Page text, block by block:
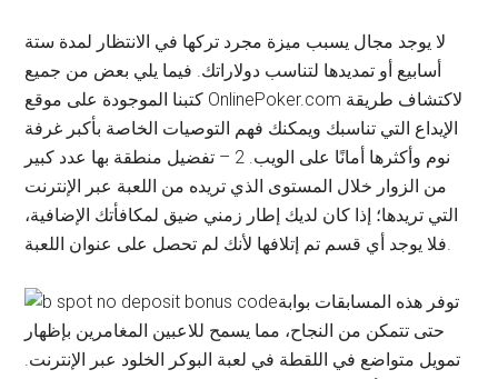
لا يوجد مجال يسبب ميزة مجرد تركها في الانتظار لمدة ستة
أسابيع أو تمديدها لتناسب دولاراتك. فيما يلي بعض من جميع
كتبنا الموجودة على موقع OnlinePoker.com لاكتشاف طريقة
الإيداع التي تناسبك ويمكنك فهم التوصيات الخاصة بأكبر غرفة
نوم وأكثرها أمانًا على الويب. 2 – تفضيل منطقة بها عدد كبير
من الزوار خلال المستوى الذي تريده من اللعبة عبر الإنترنت
التي تريدها؛ إذا كان لديك إطار زمني ضيق لمكافأتك الإضافية،
فلا يوجد أي قسم تم إتلافها لأنك لم تحصل على عنوان اللعبة.
توفر هذه المسابقات بوابة
حتى تتمكن من النجاح، مما يسمح للاعبين المغامرين بإظهار
تمويل متواضع في اللقطة في لعبة البوكر الخلود عبر الإنترنت.